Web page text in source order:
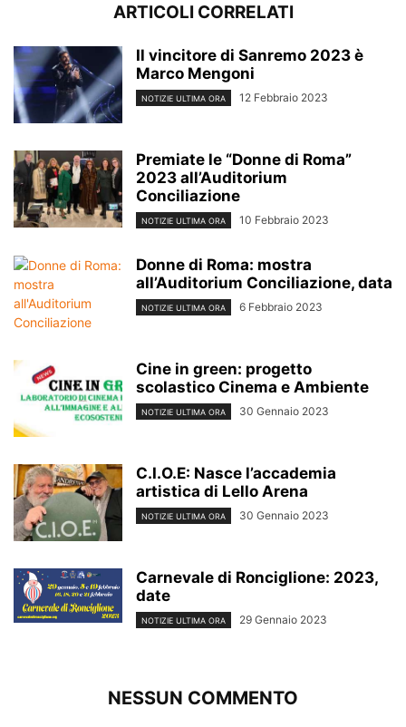
ARTICOLI CORRELATI
Il vincitore di Sanremo 2023 è
Marco Mengoni
NOTIZIE ULTIMA ORA 12 Febbraio 2023
Premiate le “Donne di Roma”
2023 all’Auditorium
Conciliazione
NOTIZIE ULTIMA ORA 10 Febbraio 2023
Donne di Roma: mostra
all’Auditorium Conciliazione, data
NOTIZIE ULTIMA ORA 6 Febbraio 2023
Cine in green: progetto
scolastico Cinema e Ambiente
NOTIZIE ULTIMA ORA 30 Gennaio 2023
C.I.O.E: Nasce l’accademia
artistica di Lello Arena
NOTIZIE ULTIMA ORA 30 Gennaio 2023
Carnevale di Ronciglione: 2023,
date
NOTIZIE ULTIMA ORA 29 Gennaio 2023
NESSUN COMMENTO